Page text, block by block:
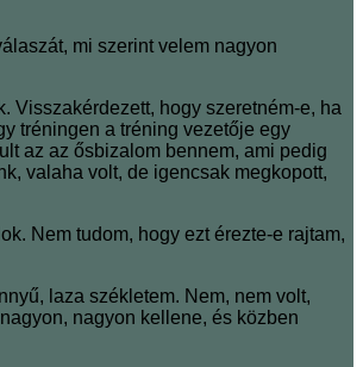
mi szerint velem nagyon
Visszakérdezett, hogy szeretném-e, ha
tréningen a tréning vezetője egy
az az ősbizalom bennem, ami pedig
valaha volt, de igencsak megkopott,
Nem tudom, hogy ezt érezte-e rajtam,
laza székletem. Nem, nem volt,
nagyon kellene, és közben